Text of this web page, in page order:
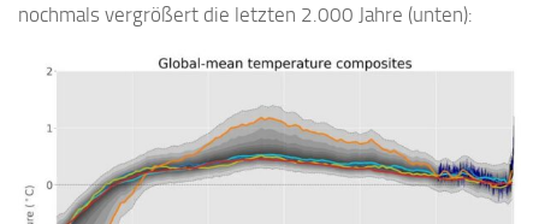
nochmals vergrößert die letzten 2.000 Jahre (unten):